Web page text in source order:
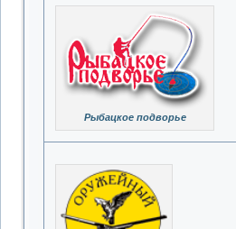
Рыбацкое подворье